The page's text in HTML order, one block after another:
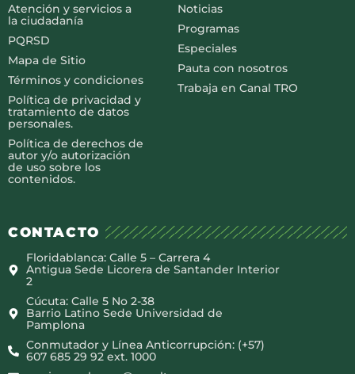
Atención y servicios a
la ciudadanía
PQRSD
Mapa de Sitio
Términos y condiciones
Política de privacidad y
tratamiento de datos
personales.
Política de derechos de
autor y/o autorización
de uso sobre los
contenidos.
Noticias
Programas
Especiales
Pauta con nosotros
Trabaja en Canal TRO
CONTACTO
Floridablanca: Calle 5 – Carrera 4
Antigua Sede Licorera de Santander Interior
2
Cúcuta: Calle 5 No 2-38
Barrio Latino Sede Universidad de
Pamplona
Conmutador y Línea Anticorrupción: (+57)
607 685 29 92 ext. 1000